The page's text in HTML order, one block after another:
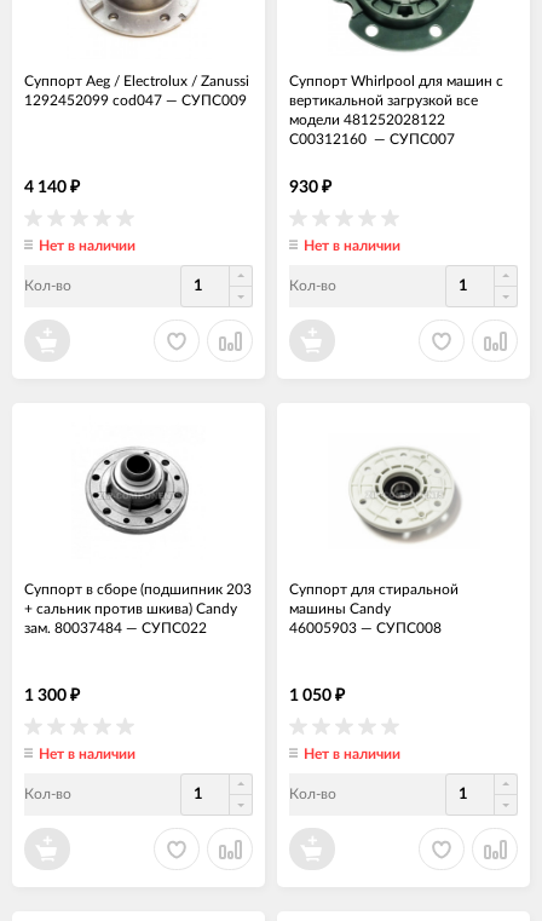
Суппорт Aeg / Electrolux / Zanussi
1292452099 cod047 — СУПС009
4 140 ₽
Нет в наличии
Кол-во
Суппорт Whirlpool для машин с
вертикальной загрузкой все
модели 481252028122
C00312160 — СУПС007
930 ₽
Нет в наличии
Кол-во
Суппорт в сборе (подшипник 203
+ сальник против шкива) Candy
зам. 80037484 — СУПС022
1 300 ₽
Нет в наличии
Кол-во
Суппорт для стиральной
машины Candy
46005903 — СУПС008
1 050 ₽
Нет в наличии
Кол-во